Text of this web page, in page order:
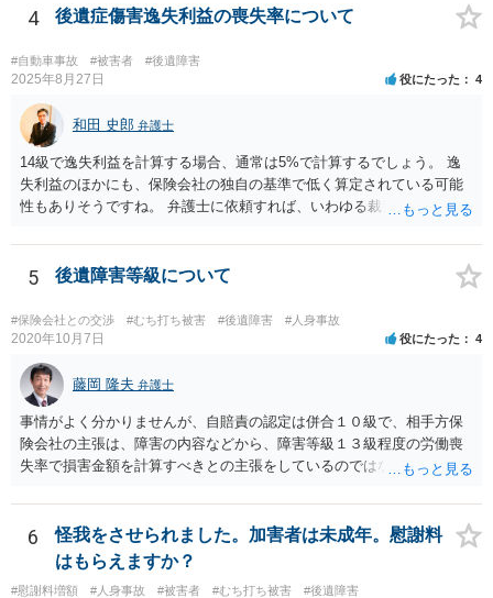
加入したつもりがなくても、確認してみたら付いていたということが
4 後遺症傷害逸失利益の喪失率について
#自動車事故 #被害者 #後遺障害
2025年8月27日 役にたった 4
和田 史郎 弁護士
14級で逸失利益を計算する場合、通常は5%で計算するでしょう。 逸
失利益のほかにも、保険会社の独自の基準で低く算定されている可能
性もありそうですね。 弁護士に依頼すれば、いわゆる裁判基準程度の
5 後遺障害等級について
#保険会社との交渉 #むち打ち被害 #後遺障害 #人身事故
2020年10月7日 役にたった 4
藤岡 隆夫 弁護士
事情がよく分かりませんが、自賠責の認定は併合１０級で、相手方保
険会社の主張は、障害の内容などから、障害等級１３級程度の労働喪
失率で損害金額を計算すべきとの主張をしているのではないでしょう
ので、弁護士を交代しても状況は変わらないでしょう。今の弁護士と
十分に打ち合わせをすることが重要だと思います。
6
怪我をさせられました。加害者は未成年。慰謝料
はもらえますか？
#慰謝料増額 #人身事故 #被害者 #むち打ち被害 #後遺障害